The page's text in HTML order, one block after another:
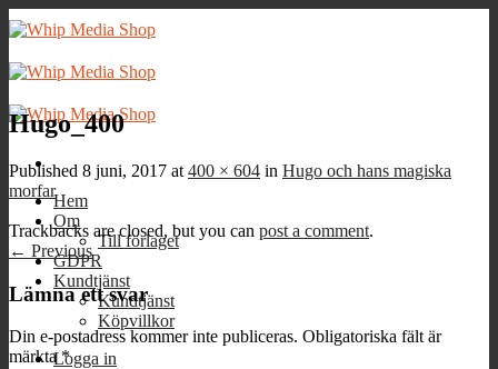
Skip
to
Hem
Om
Till förlaget
GDPR
Kundtjänst
Kundtjänst
Köpvillkor
Logga in
Hugo_400
Published 8 juni, 2017 at 400 × 604 in Hugo och hans magiska
morfar
Trackbacks are closed, but you can post a comment.
← Previous
Lämna ett svar
Din e-postadress kommer inte publiceras. Obligatoriska fält är
märkta*